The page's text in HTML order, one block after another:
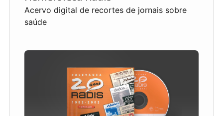
Acervo digital de recortes de jornais sobre
saúde